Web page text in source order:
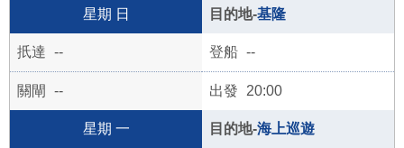
日 基隆
-- --
-- 20:00
一 海上巡遊